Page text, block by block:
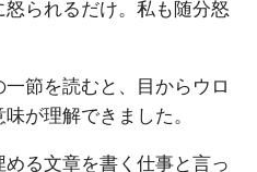
られるだけ。私も随分怒
節を読むと、目からウロ
が理解できました。
る文章を書く仕事と言っ